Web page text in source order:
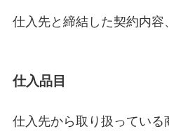
仕入先と締結した契約内容
仕入品目
仕入先から取り扱ってい